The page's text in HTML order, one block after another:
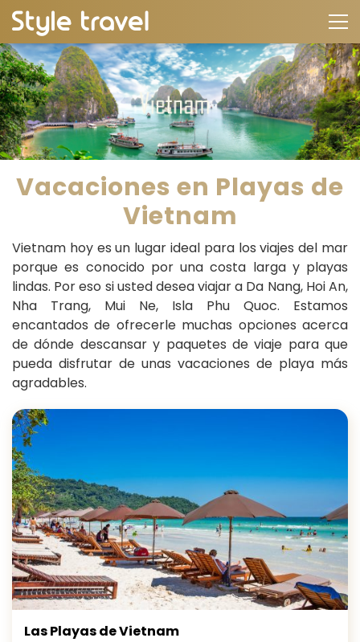
Vacaciones en Playas de
Vietnam
Vietnam hoy es un lugar ideal para los viajes del mar
porque es conocido por una costa larga y playas
lindas. Por eso si usted desea viajar a Da Nang, Hoi An,
Nha Trang, Mui Ne, Isla Phu Quoc. Estamos
encantados de ofrecerle muchas opciones acerca
de dónde descansar y paquetes de viaje para que
pueda disfrutar de unas vacaciones de playa más
agradables.
Las Playas de Vietnam